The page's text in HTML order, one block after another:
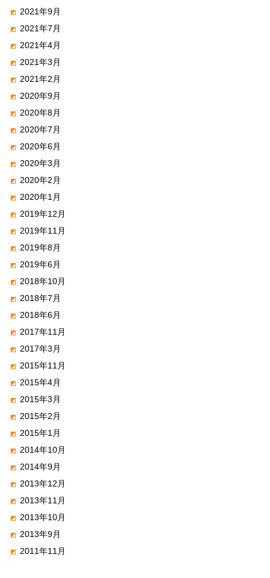
2021年9月
2021年7月
2021年4月
2021年3月
2021年2月
2020年9月
2020年8月
2020年7月
2020年6月
2020年3月
2020年2月
2020年1月
2019年12月
2019年11月
2019年8月
2019年6月
2018年10月
2018年7月
2018年6月
2017年11月
2017年3月
2015年11月
2015年4月
2015年3月
2015年2月
2015年1月
2014年10月
2014年9月
2013年12月
2013年11月
2013年10月
2013年9月
2011年11月